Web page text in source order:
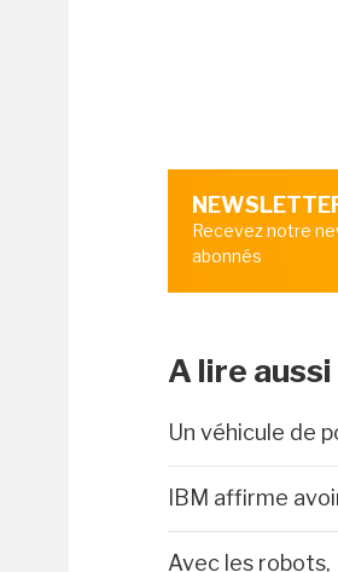
Recevez notre
abonnés
A lire aussi
Un véhicule de
IBM affirme
Avec les